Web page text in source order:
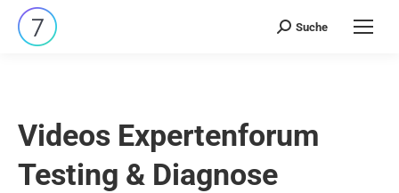
Search:
Suche
Videos Expertenforum
Testing & Diagnose